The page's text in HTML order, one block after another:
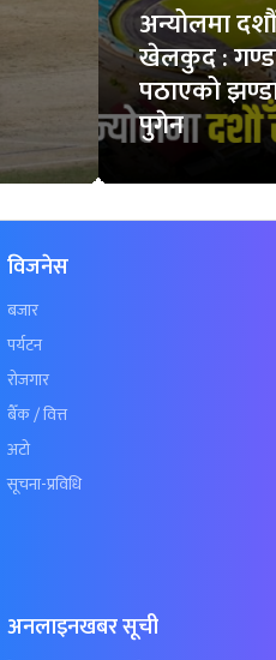
अन्योलमा दशौँ
खेलकुद :
पठाएको
पुगेन
विजनेस
बजार
पर्यटन
रोजगार
बैँक / वित्त
अटो
सूचना-प्रविधि
अनलाइनखबर सूची